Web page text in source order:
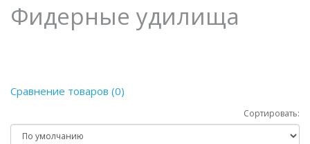
Фидерные удилища
Сравнение товаров (0)
Сортировать: